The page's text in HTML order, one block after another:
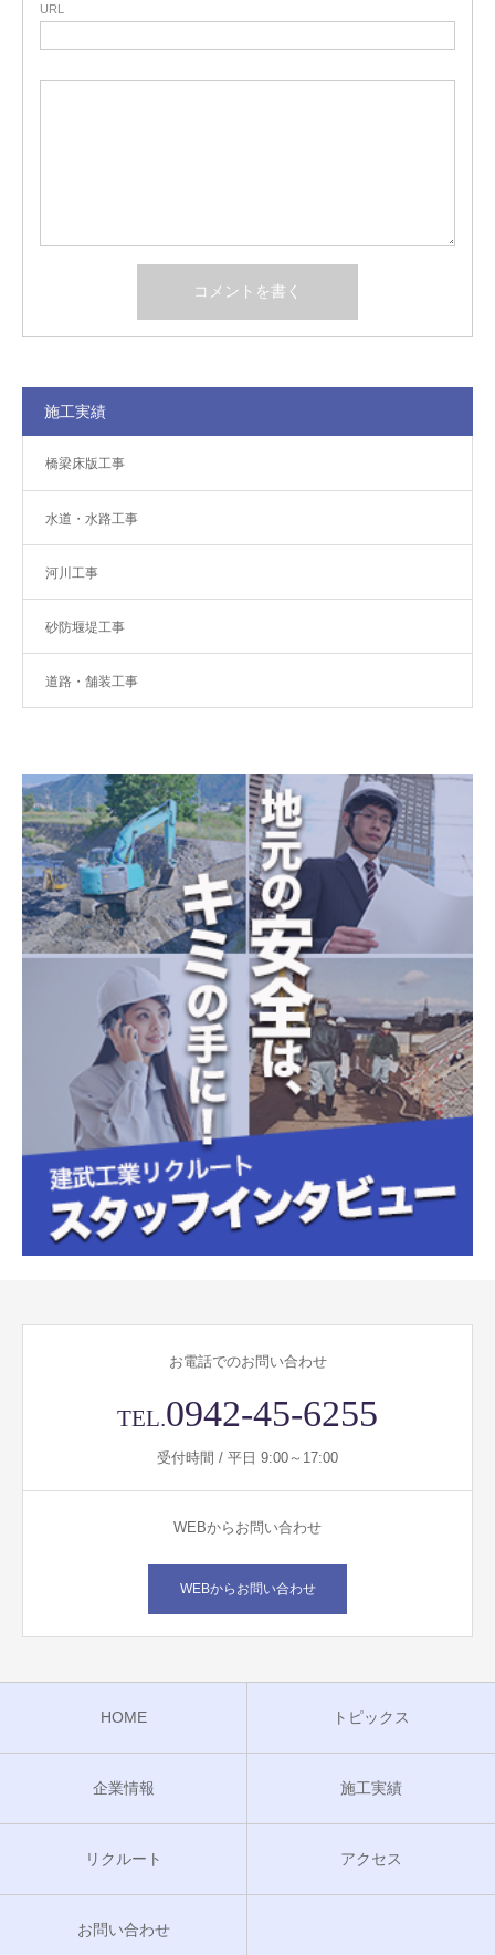
URL
施工実績
橋梁床版工事
水道・水路工事
河川工事
砂防堰堤工事
道路・舗装工事
お電話でのお問い合わせ
TEL.0942-45-6255
受付時間 / 平日 9:00～17:00
WEBからお問い合わせ
WEBからお問い合わせ
HOME トピックス
企業情報 施工実績
リクルート アクセス
お問い合わせ